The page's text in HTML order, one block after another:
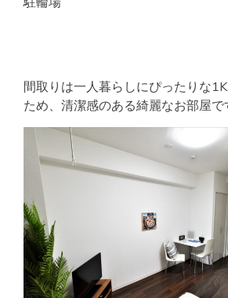
間取りは一人暮らしにぴったりな
ため、清潔感のある綺麗なお部屋で